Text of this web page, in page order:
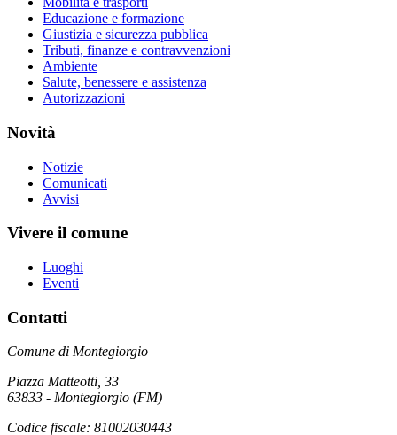
Educazione e formazione
Giustizia e sicurezza pubblica
Tributi, finanze e contravvenzioni
Ambiente
Salute, benessere e assistenza
Autorizzazioni
Novità
Notizie
Comunicati
Avvisi
Vivere il comune
Luoghi
Eventi
Contatti
Comune di Montegiorgio
Piazza Matteotti, 33
63833 - Montegiorgio (FM)
Codice fiscale: 81002030443